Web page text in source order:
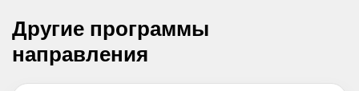
Другие программы
направления